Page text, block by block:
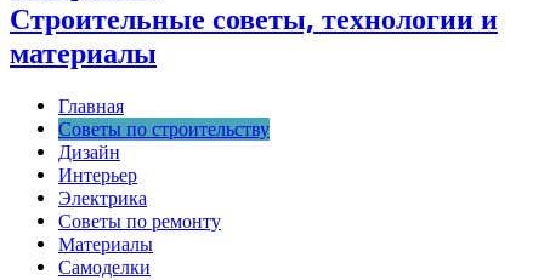
Строительные советы, технологии и
материалы
Главная
Советы по строительству
Дизайн
Интерьер
Электрика
Советы по ремонту
Материалы
Самоделки